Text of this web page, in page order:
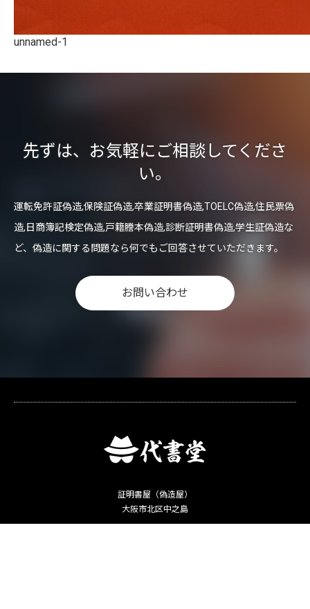
unnamed-1
先ずは、お気軽にご相談してくださ
い。
運転免許証偽造,保険証偽造,卒業証明書偽造,TOELC偽造,住民票偽
造,日商簿記検定偽造,戸籍謄本偽造,診断証明書偽造,学生証偽造な
ど、偽造に関する問題なら何でもご回答させていただきます。
お問い合わせ
証明書屋（偽造屋）
大阪市北区中之島